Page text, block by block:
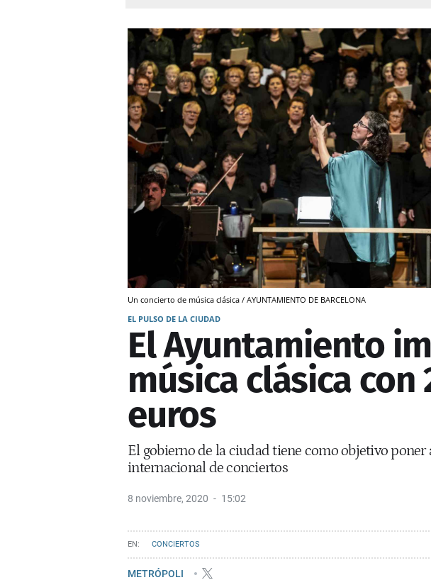
Un concierto de música clásica / AYUNTAMIENTO DE BARCELONA
EL PULSO DE LA CIUDAD
El Ayuntamiento
música clásica con
euros
El gobierno de la ciudad tiene como objetivo
internacional de conciertos
8 noviembre, 2020 15:02
CONCIERTOS
METRÓPOLI